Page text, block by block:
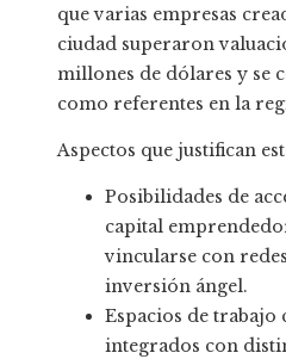
que varias empresas
ciudad superaron
millones de dólares y se
como referentes en la
Aspectos que justifican
Posibilidades de
capital
vincularse con
inversión ángel.
Espacios de
integrados con